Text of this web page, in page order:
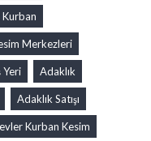
Merkezleri
Yeri Adaklık
Adaklık Satışı
Kurban Kesim